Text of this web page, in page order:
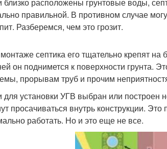
правильной. В противном случае
Разберемся, чем это грозит.
септика его тщательно крепят на
он поднимется к поверхности грунта.
прорывам труб и прочим
для установки УГВ выбран или построен
просачиваться внутрь конструкции.
работать. Но и это еще не все.